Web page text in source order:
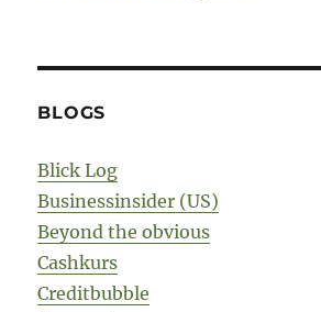
BLOGS
Blick Log
Businessinsider (US)
Beyond the obvious
Cashkurs
Creditbubble